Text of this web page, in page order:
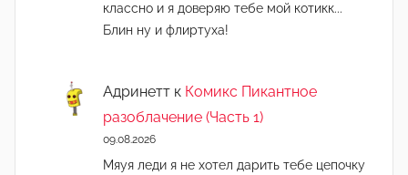
классно и я доверяю тебе мой котикк...
Блин ну и флиртуха!
Адринетт к Комикс Пикантное
разоблачение (Часть 1)
09.08.2026
Мяуя леди я не хотел дарить тебе цепочку